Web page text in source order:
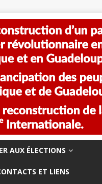
AUX ÉLECTIONS
ET LIENS